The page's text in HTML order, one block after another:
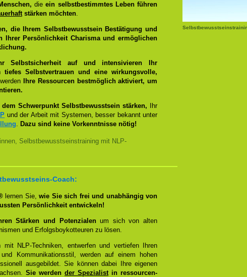
dieein selbstbestimmtes Leben führen
stärken möchten.
die Ihrem Selbstbewusstsein Bestätigung und
Ihrer Persönlichkeit Charisma und ermöglichen
Selbstsicherheit auf und intensivieren Ihr
tiefes Selbstvertrauen und eine wirkungsvolle,
Ihre Ressourcen bestmöglich aktiviert, um
Schwerpunkt Selbstbewusstsein stärken, Ihr
und der Arbeit mit Systemen, besser bekannt unter
. Dazu sind keine Vorkenntnisse nötig!
Selbstbewusstseinstraining mit NLP-
Coach:
lernen Sie,wie Sie sich frei und unabhängig von
Persönlichkeit entwickeln!
Stärken und Potenzialenum sich von alten
und Erfolgsboykotteuren zu lösen.
NLP-Techniken, entwerfen und vertiefen Ihren
Kommunikationsstil, werden auf einem hohen
ausgebildet. Sie können dabei Ihre eigenen
Sie werden der Spezialistin ressourcen-